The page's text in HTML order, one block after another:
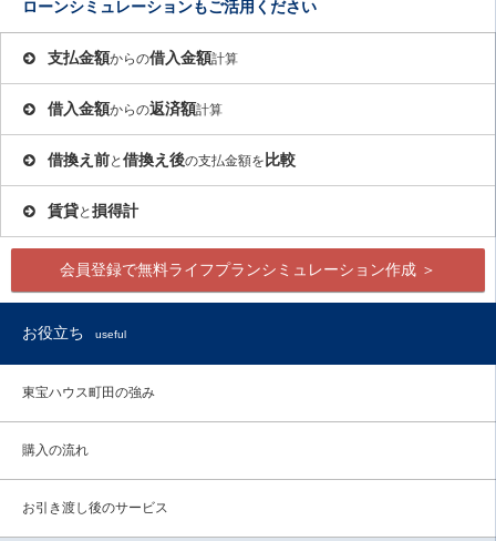
ローンシミュレーションもご活用ください
支払金額からの借入金額計算
借入金額からの返済額計算
借換え前と 借換え後の支払金額を 比較
賃貸と 損得計
会員登録で無料ライフプランシミュレーション作成 ＞
お役立ち useful
東宝ハウス町田の強み
購入の流れ
お引き渡し後のサービス